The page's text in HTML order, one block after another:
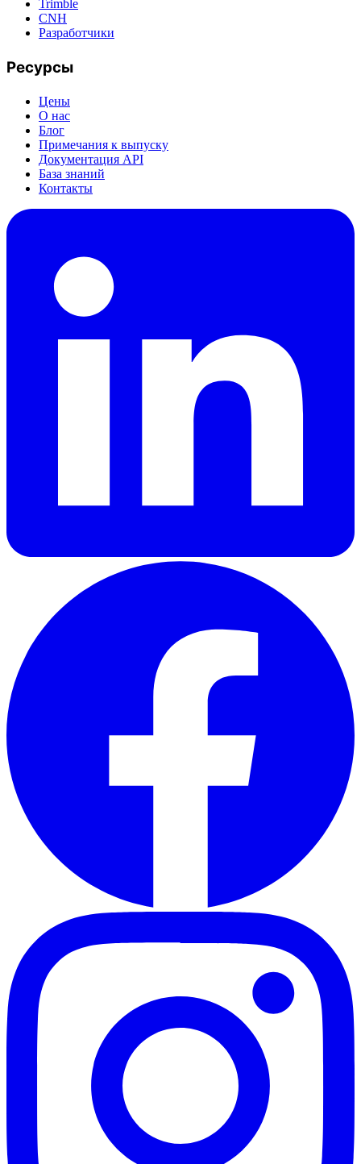
Trimble
CNH
Разработчики
Ресурсы
Цены
О нас
Блог
Примечания к выпуску
Документация API
База знаний
Контакты